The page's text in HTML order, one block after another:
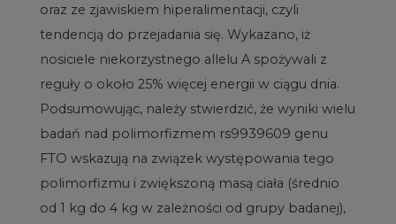
oraz ze zjawiskiem hiperalimentacji, czyli
tendencją do przejadania się. Wykazano, iż
nosiciele niekorzystnego allelu A spożywali z
reguły o około 25% więcej energii w ciągu dnia.
Podsumowując, należy stwierdzić, że wyniki wielu
badań nad polimorfizmem rs9939609 genu
FTO wskazują na związek występowania tego
polimorfizmu i zwiększoną masą ciała (średnio
od 1 kg do 4 kg w zależności od grupy badanej),